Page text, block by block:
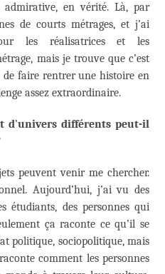
admirative, en vérité. Là, par
de courts métrages, et j’ai
les réalisatrices et les
mais je trouve que c’est
faire rentrer une histoire en
assez extraordinaire.
d’univers différents peut-il
peuvent venir me chercher.
Aujourd’hui, j’ai vu des
étudiants, des personnes qui
ça raconte ce qu’il se
politique, sociopolitique, mais
comment les personnes